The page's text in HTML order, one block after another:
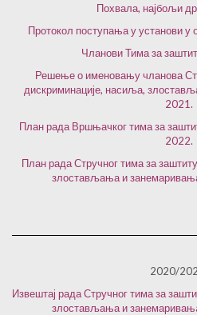
Похвала, најбољи
Протокол поступања у установи
Чланови Тима за
Решење о именовању чланова
дискриминације, насиља,
2021.
План рада Вршњачког тима за
2022.
План рада Стручног тима за
злостављања и
2020/
Извештај рада Стручног тима за
злостављања и